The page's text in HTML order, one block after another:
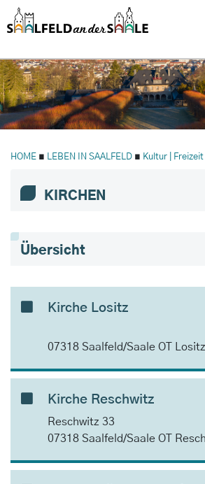
HOME ∎ LEBEN IN SAALFELD ∎ Kultur | Freizeit
KIRCHEN
Übersicht
Kirche Lositz
07318 Saalfeld/Saale OT Lositz
Kirche Reschwitz
Reschwitz 33
07318 Saalfeld/Saale OT